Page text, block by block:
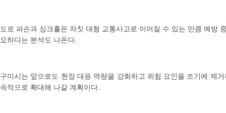
도로 파손과 싱크홀은 자칫 대형 교통사고로 이어질 수 있는 만큼 예방
요하다는 분석도 나온다.
구미시는 앞으로도 현장 대응 역량을 강화하고 위험 요인을 조기에 제
속적으로 확대해 나갈 계획이다.